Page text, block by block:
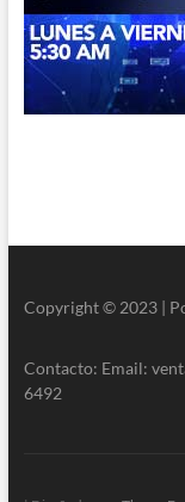
Copyright © 2023 |
Contacto: Email:
6492